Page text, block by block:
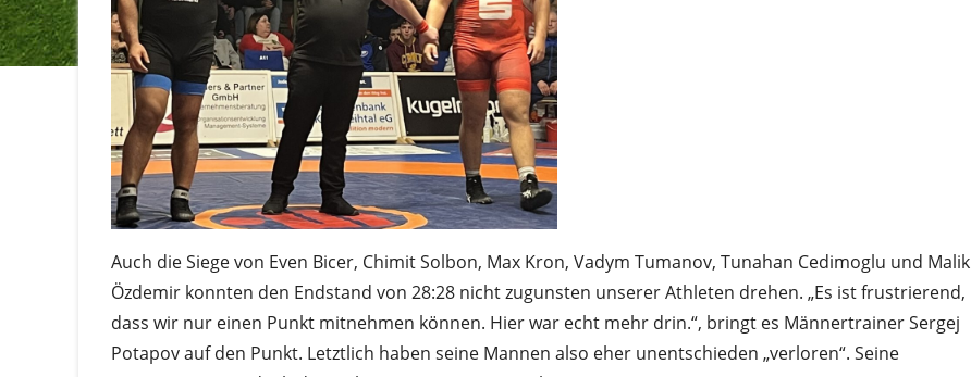
Auch die Siege von Even Bicer, Chimit Solbon, Max Kron, Vadym Tumanov, Tunahan Cedimoglu und Malik
Özdemir konnten den Endstand von 28:28 nicht zugunsten unserer Athleten drehen. „Es ist frustrierend,
dass wir nur einen Punkt mitnehmen können. Hier war echt mehr drin.“, bringt es Männertrainer Sergej
Potapov auf den Punkt. Letztlich haben seine Mannen also eher unentschieden „verloren“. Seine